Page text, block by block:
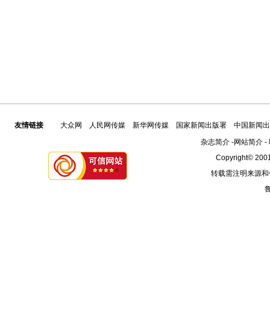
友情链接 大众网 人民网传媒 新华网传媒 国家新闻出版署
中国新闻
杂志简介-网站简介-
Copyright©
转载需注明来源